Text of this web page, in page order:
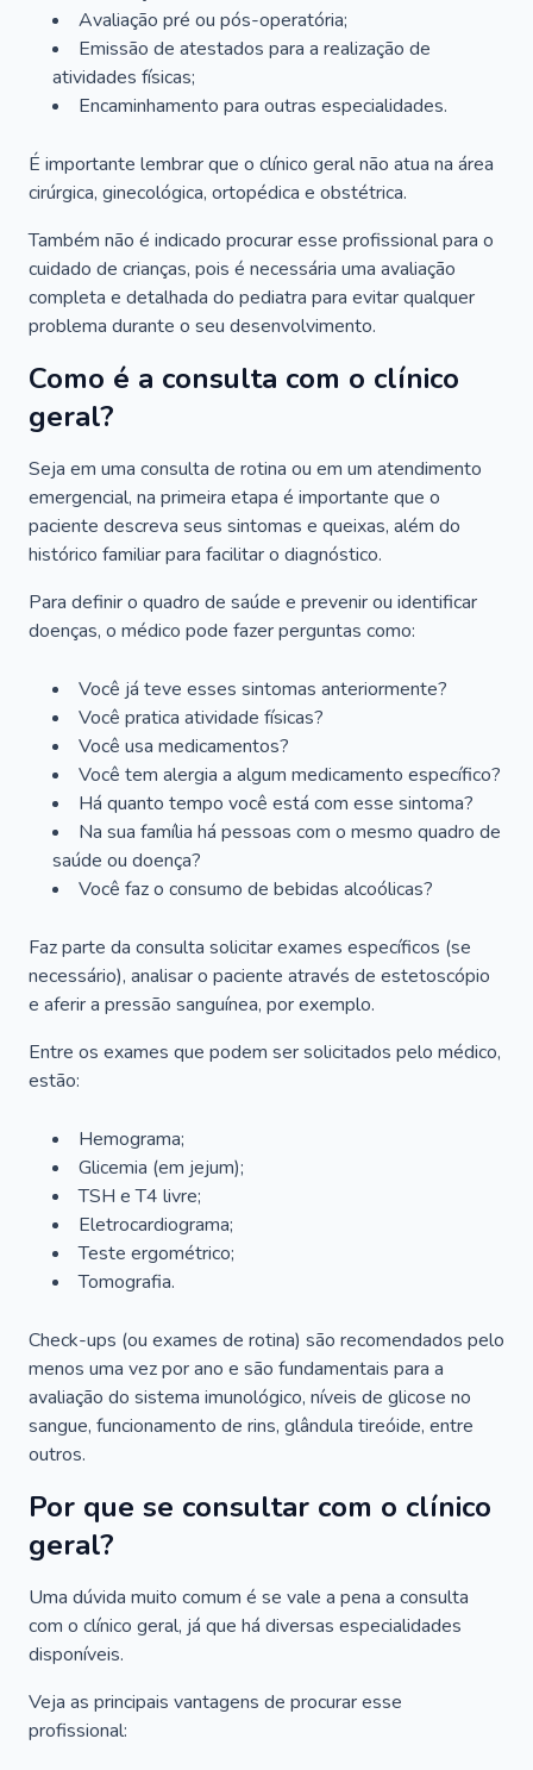
Avaliação pré ou pós-operatória;
Emissão de atestados para a realização de
atividades físicas;
Encaminhamento para outras especialidades.
É importante lembrar que o clínico geral não atua na área
cirúrgica, ginecológica, ortopédica e obstétrica.
Também não é indicado procurar esse profissional para o
cuidado de crianças, pois é necessária uma avaliação
completa e detalhada do pediatra para evitar qualquer
problema durante o seu desenvolvimento.
Como é a consulta com o clínico
geral?
Seja em uma consulta de rotina ou em um atendimento
emergencial, na primeira etapa é importante que o
paciente descreva seus sintomas e queixas, além do
histórico familiar para facilitar o diagnóstico.
Para definir o quadro de saúde e prevenir ou identificar
doenças, o médico pode fazer perguntas como:
Você já teve esses sintomas anteriormente?
Você pratica atividade físicas?
Você usa medicamentos?
Você tem alergia a algum medicamento específico?
Há quanto tempo você está com esse sintoma?
Na sua família há pessoas com o mesmo quadro de
saúde ou doença?
Você faz o consumo de bebidas alcoólicas?
Faz parte da consulta solicitar exames específicos (se
necessário), analisar o paciente através de estetoscópio
e aferir a pressão sanguínea, por exemplo.
Entre os exames que podem ser solicitados pelo médico,
estão:
Hemograma;
Glicemia (em jejum);
TSH e T4 livre;
Eletrocardiograma;
Teste ergométrico;
Tomografia.
Check-ups (ou exames de rotina) são recomendados pelo
menos uma vez por ano e são fundamentais para a
avaliação do sistema imunológico, níveis de glicose no
sangue, funcionamento de rins, glândula tireóide, entre
outros.
Por que se consultar com o clínico
geral?
Uma dúvida muito comum é se vale a pena a consulta
com o clínico geral, já que há diversas especialidades
disponíveis.
Veja as principais vantagens de procurar esse
profissional: